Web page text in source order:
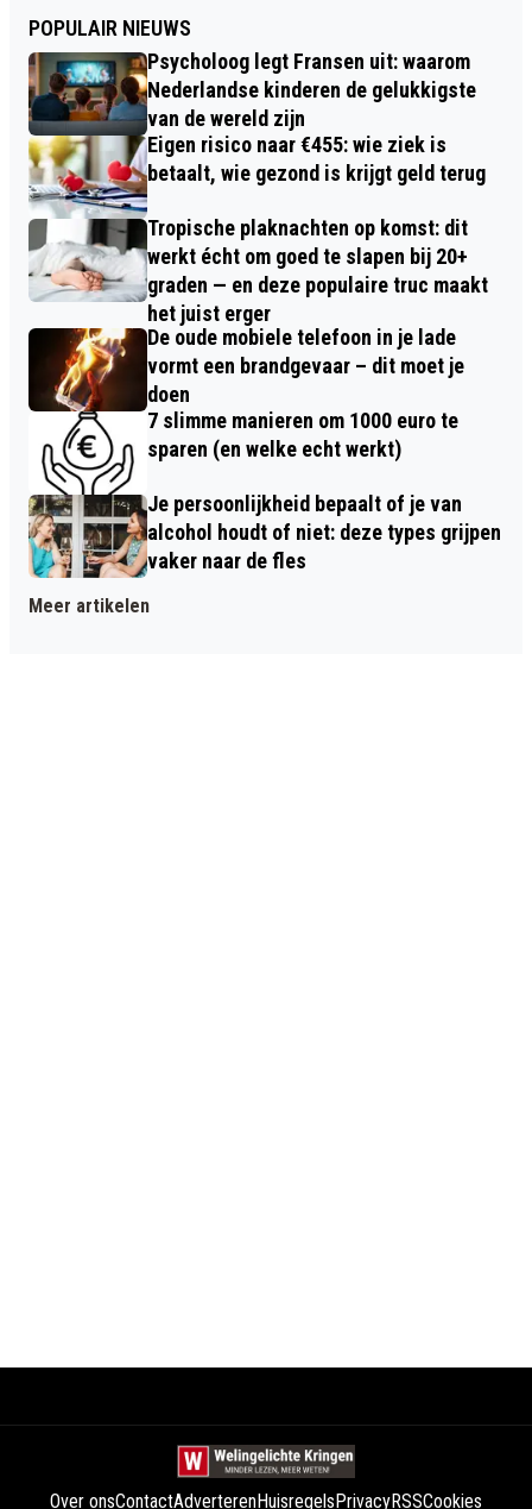
POPULAIR NIEUWS
Psycholoog legt Fransen uit: waarom
Nederlandse kinderen de gelukkigste
van de wereld zijn
Eigen risico naar €455: wie ziek is
betaalt, wie gezond is krijgt geld terug
Tropische plaknachten op komst: dit
werkt écht om goed te slapen bij 20+
graden — en deze populaire truc maakt
het juist erger
De oude mobiele telefoon in je lade
vormt een brandgevaar – dit moet je
doen
7 slimme manieren om 1000 euro te
sparen (en welke echt werkt)
Je persoonlijkheid bepaalt of je van
alcohol houdt of niet: deze types grijpen
vaker naar de fles
Meer artikelen
Over onsContactAdverterenHuisregelsPrivacyRSSCookies